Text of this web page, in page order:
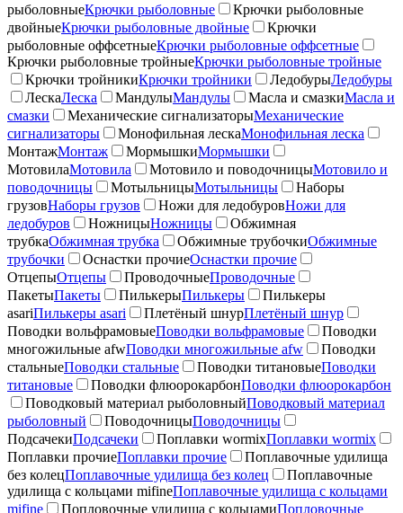
рыболовныеКрючки рыболовные
Крючки рыболовные
двойныеКрючки рыболовные двойные
Крючки
рыболовные оффсетныеКрючки рыболовные оффсетные
Крючки рыболовные тройныеКрючки рыболовные тройные
Крючки тройникиКрючки тройники ЛедобурыЛедобуры
ЛескаЛеска МандулыМандулы Масла и смазкиМасла и
смазки
Механические сигнализаторыМеханические
сигнализаторы
Монофильная лескаМонофильная леска
МонтажМонтаж МормышкиМормышки
МотовилаМотовила Мотовило и поводочницыМотовило и
поводочницы
МотыльницыМотыльницы
Наборы
грузовНаборы грузов Ножи для ледобуровНожи для
ледобуров
НожницыНожницы
Обжимная
трубкаОбжимная трубка Обжимные трубочкиОбжимные
трубочки
Оснастки прочиеОснастки прочие
ОтцепыОтцепы ПроводочныеПроводочные
ПакетыПакеты ПилькерыПилькеры
Пилькеры
asariПилькеры asari Плетёный шнурПлетёный шнур
Поводки вольфрамовыеПоводки вольфрамовые
Поводки
многожильные afwПоводки многожильные afw
Поводки
стальныеПоводки стальные Поводки титановыеПоводки
титановые
Поводки флюорокарбонПоводки флюорокарбон
Поводковый материал рыболовныйПоводковый материал
рыболовный
ПоводочницыПоводочницы
ПодсачекиПодсачеки Поплавки wormixПоплавки wormix
Поплавки прочиеПоплавки прочие
Поплавочные удилища
без колецПоплавочные удилища без колец
Поплавочные
удилища с кольцами mifineПоплавочные удилища с кольцами
mifine
Попловочные удилища с кольцамиПопловочные